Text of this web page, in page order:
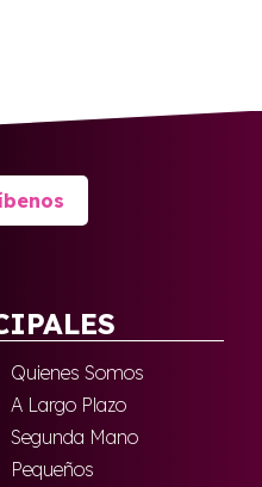
Quienes Somos
A Largo Plazo
Segunda Mano
Pequeños